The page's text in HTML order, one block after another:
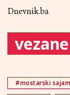
Dnevnik.ba
#mostarski